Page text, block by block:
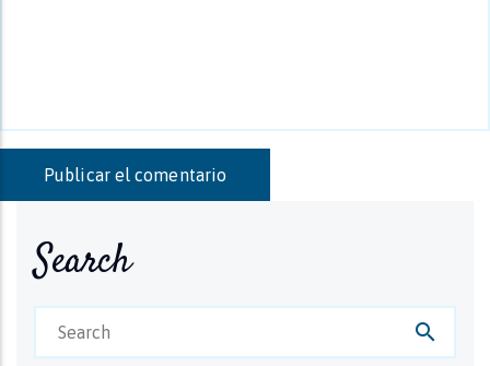
Search
search